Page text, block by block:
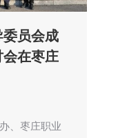
员会成
在枣庄
、枣庄职业